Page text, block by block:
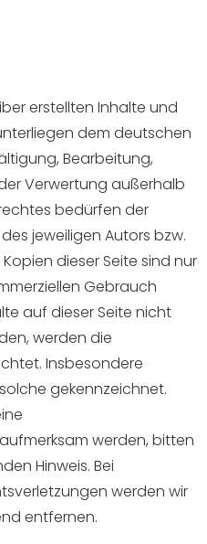
erstellten Inhalte und
dem deutschen
Bearbeitung,
Verwertung außerhalb
bedürfen der
jeweiligen Autors bzw.
dieser Seite sind nur
Gebrauch
auf dieser Seite nicht
werden die
Insbesondere
gekennzeichnet.
werden, bitten
Hinweis. Bei
werden wir
entfernen.